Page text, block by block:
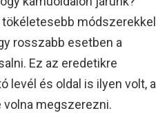
módszerekkel
rosszabb esetben a
Ez az eredetikre
levél és oldal is ilyen volt, a
megszerezni.